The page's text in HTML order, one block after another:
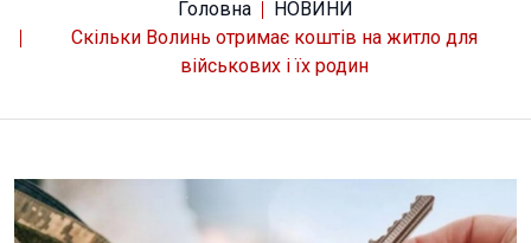
Головна
НОВИНИ
Скільки Волинь отримає коштів на житло для
військових і їх родин